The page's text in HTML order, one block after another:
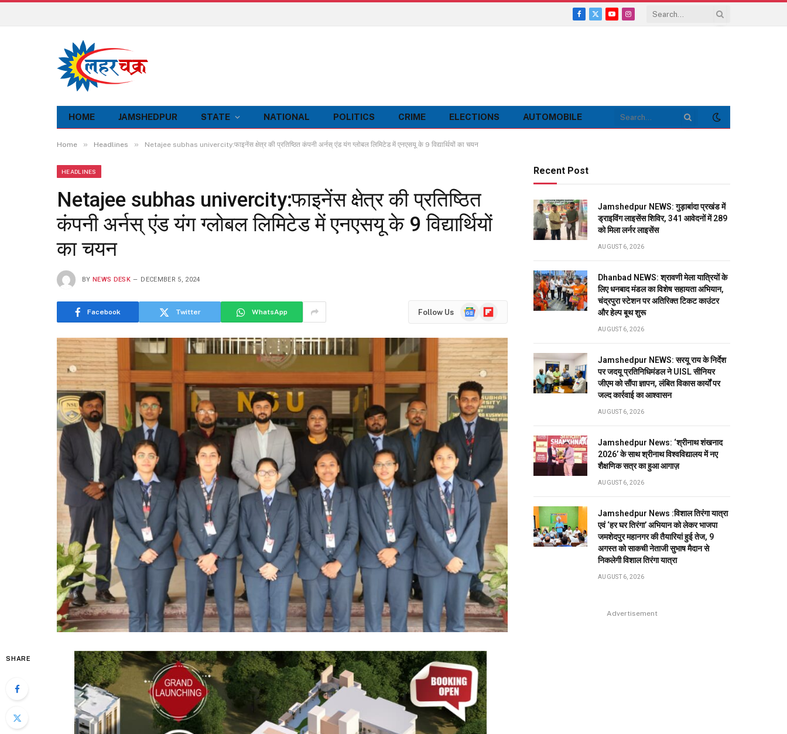
Facebook
X
YouTubeInstagram
HOME JAMSHEDPUR STATE NATIONAL POLITICS CRIME ELECTIONS AUTOMOBILE
Home » Headlines » Netajee subhas univercity:फाइनेंस क्षेत्र की प्रतिष्ठित कंपनी अर्नस् एंड यंग ग्लोबल लिमिटेड में एनएसयू के 9 विद्यार्थियों का चयन
HEADLINES
Netajee subhas univercity:फाइनेंस क्षेत्र की प्रतिष्ठित
कंपनी अर्नस् एंड यंग ग्लोबल लिमिटेड में एनएसयू के 9 विद्यार्थियों
का चयन
BY NEWS DESK DECEMBER 5, 2024
Facebook Twitter WhatsApp Follow Us
GoogleFlipboard
SHARE
Recent Post
Jamshedpur NEWS: गुड़ाबांदा प्रखंड में
ड्राइविंग लाइसेंस शिविर, 341 आवेदनों में 289
को मिला लर्नर लाइसेंस
AUGUST 6, 2026
Dhanbad NEWS: श्रावणी मेला यात्रियों के
लिए धनबाद मंडल का विशेष सहायता अभियान,
चंद्रपुरा स्टेशन पर अतिरिक्त टिकट काउंटर
और हेल्प बूथ शुरू
AUGUST 6, 2026
Jamshedpur NEWS: सरयू राय के निर्देश
पर जदयू प्रतिनिधिमंडल ने UISL सीनियर
जीएम को सौंपा ज्ञापन, लंबित विकास कार्यों पर
जल्द कार्रवाई का आश्वासन
AUGUST 6, 2026
Jamshedpur News: ‘श्रीनाथ शंखनाद
2026’ के साथ श्रीनाथ विश्वविद्यालय में नए
शैक्षणिक सत्र का हुआ आगाज़
AUGUST 6, 2026
Jamshedpur News :विशाल तिरंगा यात्रा
एवं ‘हर घर तिरंगा’ अभियान को लेकर भाजपा
जमशेदपुर महानगर की तैयारियां हुई तेज, 9
अगस्त को साकची नेताजी सुभाष मैदान से
निकलेगी विशाल तिरंगा यात्रा
AUGUST 6, 2026
Advertisement